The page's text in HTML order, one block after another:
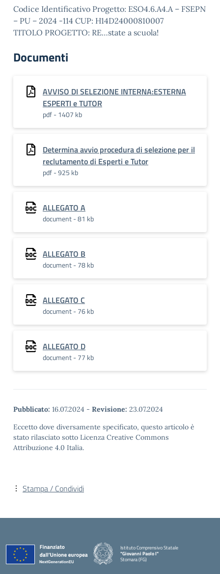
Codice Identificativo Progetto: ESO4.6.A4.A – FSEPN
– PU – 2024 -114 CUP: H14D24000810007
TITOLO PROGETTO: RE…state a scuola!
Documenti
AVVISO DI SELEZIONE INTERNA:ESTERNA
ESPERTI e TUTOR
pdf - 1407 kb
Determina avvio procedura di selezione per il
reclutamento di Esperti e Tutor
pdf - 925 kb
ALLEGATO A
document - 81 kb
ALLEGATO B
document - 78 kb
ALLEGATO C
document - 76 kb
ALLEGATO D
document - 77 kb
Pubblicato: 16.07.2024 - Revisione: 23.07.2024
Eccetto dove diversamente specificato, questo articolo è
stato rilasciato sotto Licenza Creative Commons
Attribuzione 4.0 Italia.
Stampa / Condividi
Istituto Comprensivo Statale
"Giovanni Paolo I"
Stornara (FG)